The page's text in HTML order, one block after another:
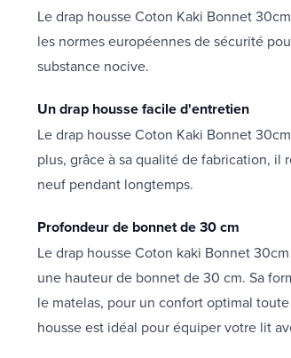
Le drap housse Coton Kaki Bonnet
les normes européennes de sécurité
substance nocive.
Un drap housse facile d'entretien
Le drap housse Coton Kaki Bonnet
plus, grâce à sa qualité de fabrication, il
neuf pendant longtemps.
Profondeur de bonnet de 30 cm
Le drap housse Coton kaki Bonnet
une hauteur de bonnet de 30 cm. Sa
le matelas, pour un confort optimal
housse est idéal pour équiper votre lit